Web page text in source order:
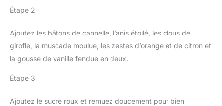
Étape 2
Ajoutez les bâtons de cannelle, l’anis étoilé, les clous de
girofle, la muscade moulue, les zestes d’orange et de citron et
la gousse de vanille fendue en deux.
Étape 3
Ajoutez le sucre roux et remuez doucement pour bien